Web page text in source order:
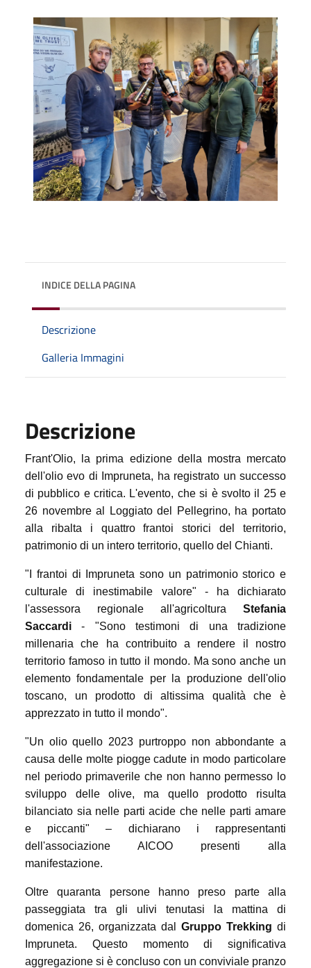
INDICE DELLA PAGINA
Descrizione
Galleria Immagini
Descrizione
Frant'Olio, la prima edizione della mostra mercato
dell'olio evo di Impruneta, ha registrato un successo
di pubblico e critica. L'evento, che si è svolto il 25 e
26 novembre al Loggiato del Pellegrino, ha portato
alla ribalta i quattro frantoi storici del territorio,
patrimonio di un intero territorio, quello del Chianti.
"I frantoi di Impruneta sono un patrimonio storico e
culturale di inestimabile valore" - ha dichiarato
l'assessora regionale all'agricoltura Stefania
Saccardi - "Sono testimoni di una tradizione
millenaria che ha contribuito a rendere il nostro
territorio famoso in tutto il mondo. Ma sono anche un
elemento fondamentale per la produzione dell'olio
toscano, un prodotto di altissima qualità che è
apprezzato in tutto il mondo".
"Un olio quello 2023 purtroppo non abbondante a
causa delle molte piogge cadute in modo particolare
nel periodo primaverile che non hanno permesso lo
sviluppo delle olive, ma quello prodotto risulta
bilanciato sia nelle parti acide che nelle parti amare
e piccanti" – dichiarano i rappresentanti
dell'associazione AICOO presenti alla
manifestazione.
Oltre quaranta persone hanno preso parte alla
passeggiata tra gli ulivi tenutasi la mattina di
domenica 26, organizzata dal Gruppo Trekking di
Impruneta. Questo momento di significativa
aggregazione si è concluso con un conviviale pranzo